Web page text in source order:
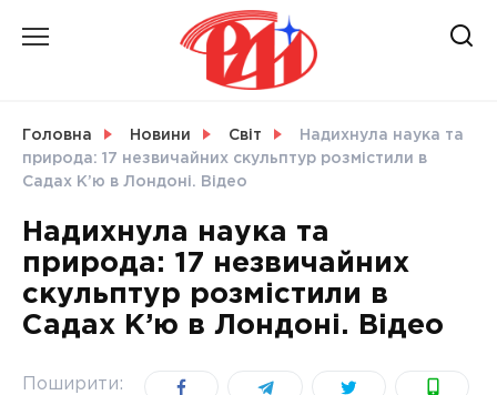
СВІТ
УКРАЇНА
Головна Новини Світ
Надихнула наука та
природа: 17 незвичайних скульптур розмістили в
Садах К’ю в Лондоні. Відео
Надихнула наука та
природа: 17 незвичайних
скульптур розмістили в
Садах К’ю в Лондоні. Відео
Поширити: